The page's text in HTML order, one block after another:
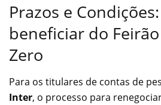
Prazos e
beneficiar do
Zero
Para os titulares de contas de
Inter, o processo para